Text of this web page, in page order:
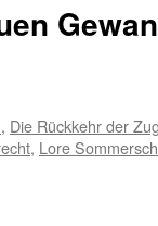
, Die Rückkehr der
, Lore